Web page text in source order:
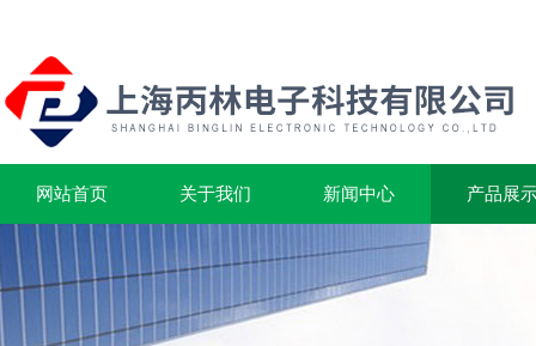
网站首页 关于我们 新闻中心 产品展